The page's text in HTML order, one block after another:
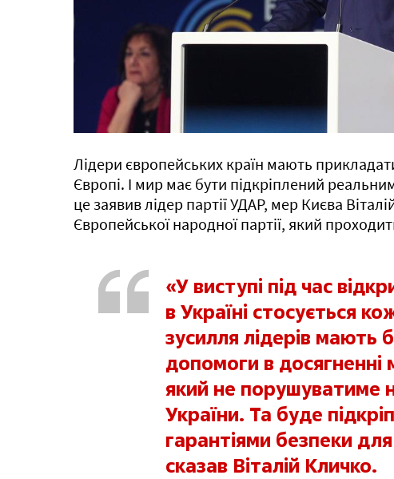
Лідери європейських країн мають
Європі. І мир має бути підкріплений
це заявив лідер партії УДАР, мер Києва
Європейської народної партії, який
«У виступі під час
в Україні стосується
зусилля лідерів мають
допомоги в
який не порушуватиме
України. Та буде
гарантіями безпеки
сказав Віталій Кличко.